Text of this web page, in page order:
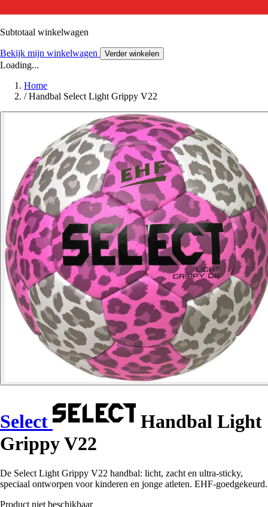
Subtotaal winkelwagen
Bekijk mijn winkelwagen Verder winkelen
Loading...
Home
/ Handbal Select Light Grippy V22
Select
Handbal Light
Grippy V22
De Select Light Grippy V22 handbal: licht, zacht en ultra-sticky,
speciaal ontworpen voor kinderen en jonge atleten. EHF-goedgekeurd.
Product niet beschikbaar